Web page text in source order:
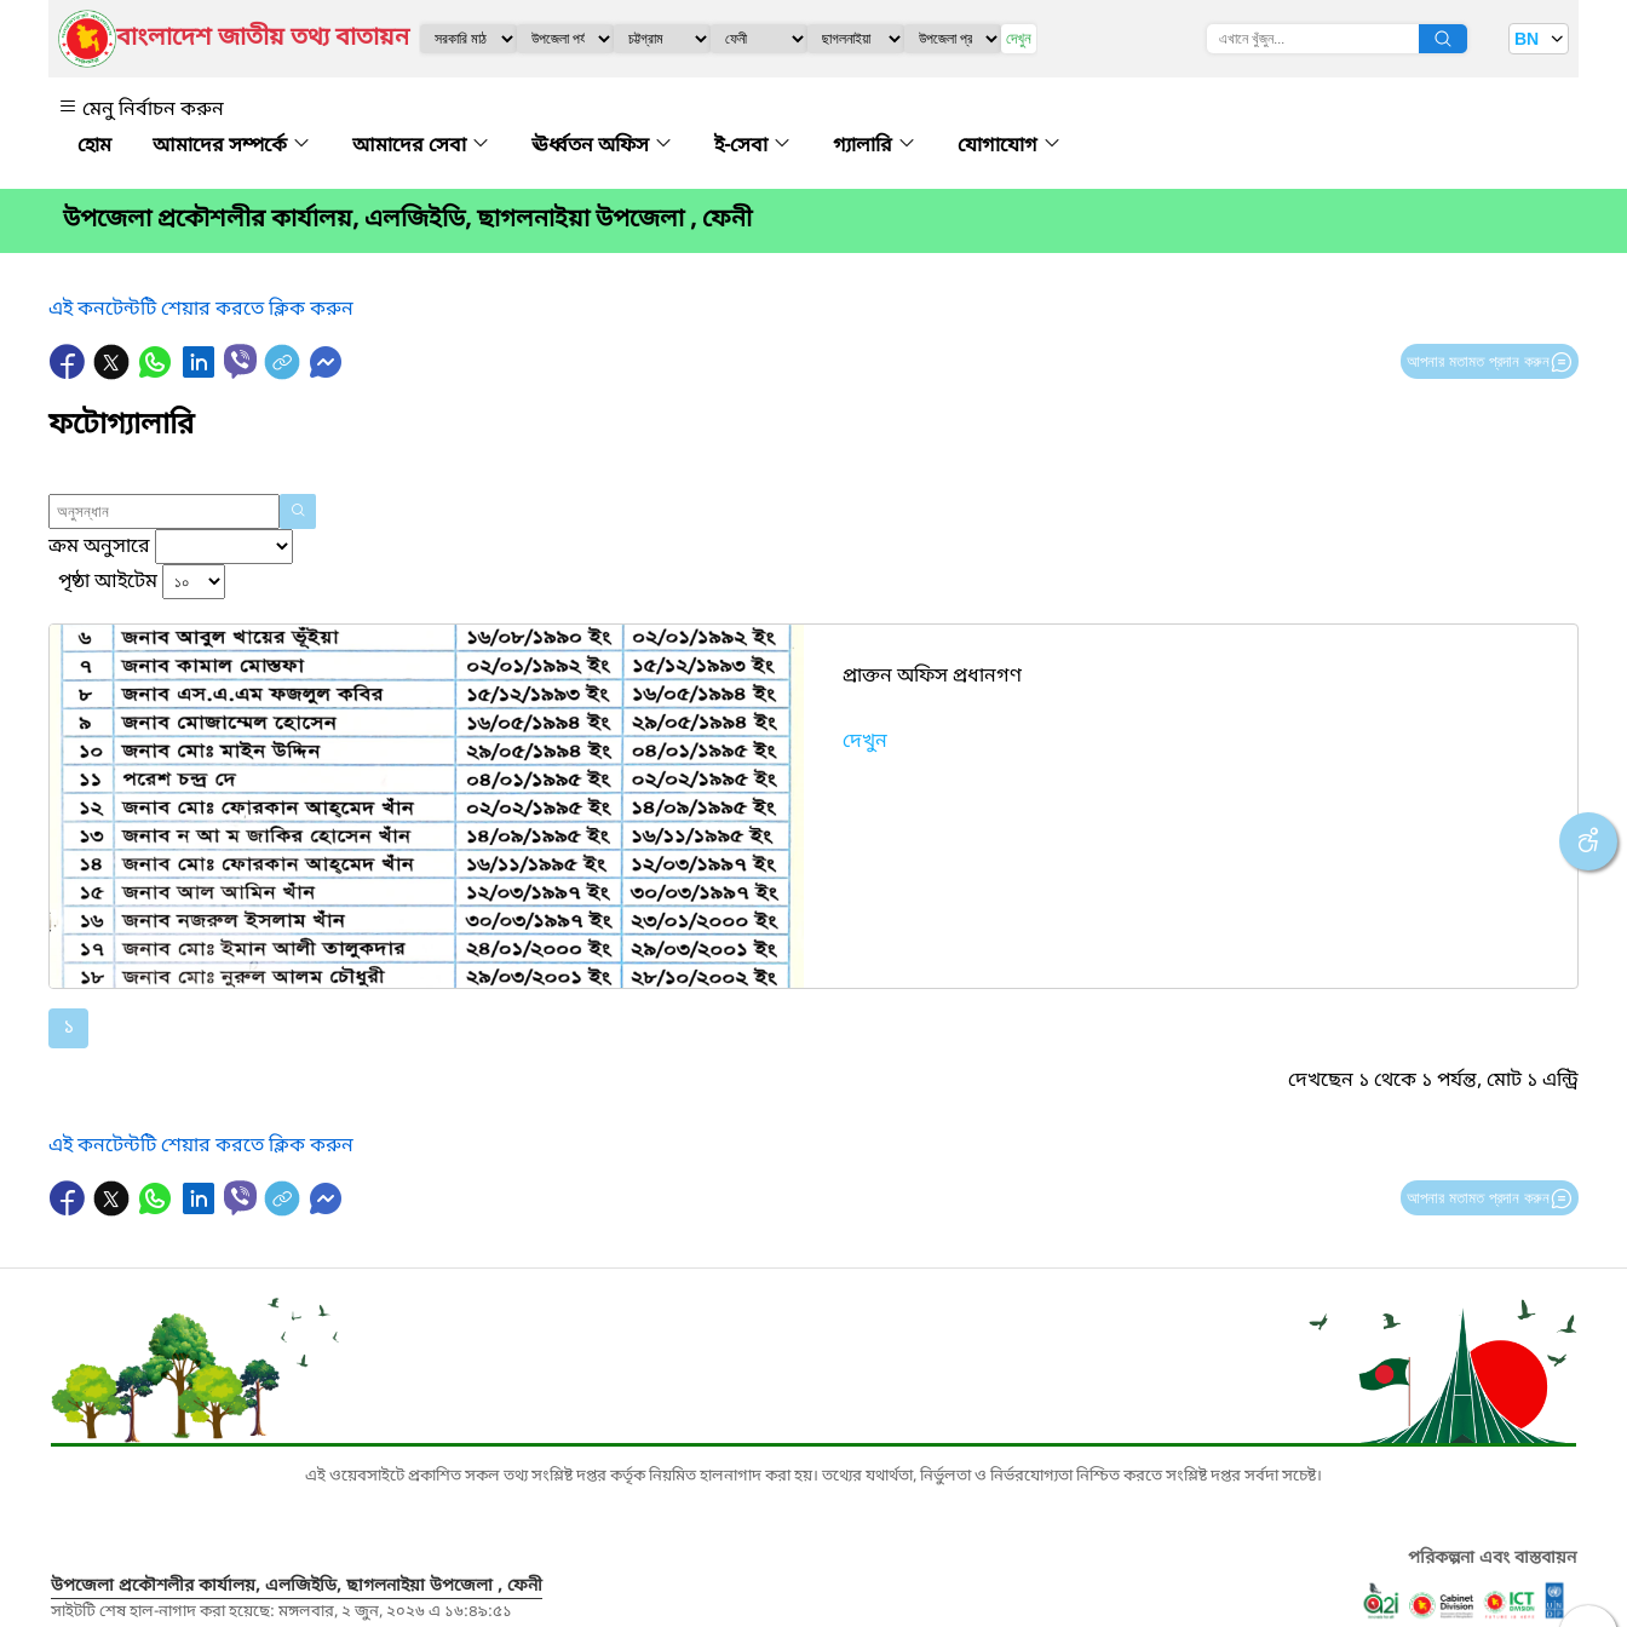
বাংলাদেশ জাতীয় তথ্য বাতায়ন দেখুন BN
মেনু নির্বাচন করুন
আমাদের সম্পর্কে
আমাদের সেবা ঊর্ধ্বতন অফিস ই-সেবা গ্যালারি যোগাযোগ
উপজেলা প্রকৌশলীর কার্যালয়, এলজিইডি, ছাগলনাইয়া উপজেলা , ফেনী
এই কনটেন্টটি শেয়ার করতে ক্লিক করুন
আপনার মতামত প্রদান করুন
ফটোগ্যালারি
ক্রম অনুসারে
পৃষ্ঠা আইটেম
প্রাক্তন অফিস প্রধানগণ
দেখুন
১
দেখছেন ১ থেকে ১ পর্যন্ত, মোট ১ এন্ট্রি
এই কনটেন্টটি শেয়ার করতে ক্লিক করুন
আপনার মতামত প্রদান করুন
এই ওয়েবসাইটে প্রকাশিত সকল তথ্য সংশ্লিষ্ট দপ্তর কর্তৃক নিয়মিত হালনাগাদ করা হয়। তথ্যের যথার্থতা, নির্ভুলতা ও নির্ভরযোগ্যতা নিশ্চিত করতে সংশ্লিষ্ট দপ্তর সর্বদা সচেষ্ট।
উপজেলা প্রকৌশলীর কার্যালয়, এলজিইডি, ছাগলনাইয়া উপজেলা , ফেনী
সাইটটি শেষ হাল-নাগাদ করা হয়েছে: মঙ্গলবার, ২ জুন, ২০২৬ এ ১৬:৪৯:৫১
পরিকল্পনা এবং বাস্তবায়ন